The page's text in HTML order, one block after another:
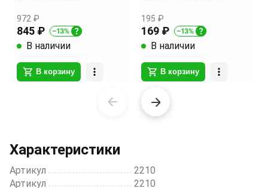
972 ₽
845 ₽
В наличии
В корзину
195 ₽
169 ₽
В наличии
В корзину
10
Характеристики
Артикул
2210
Артикул
2210